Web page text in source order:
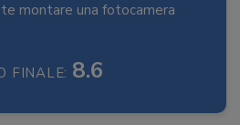
montare una fotocamera
FINALE: 8.6